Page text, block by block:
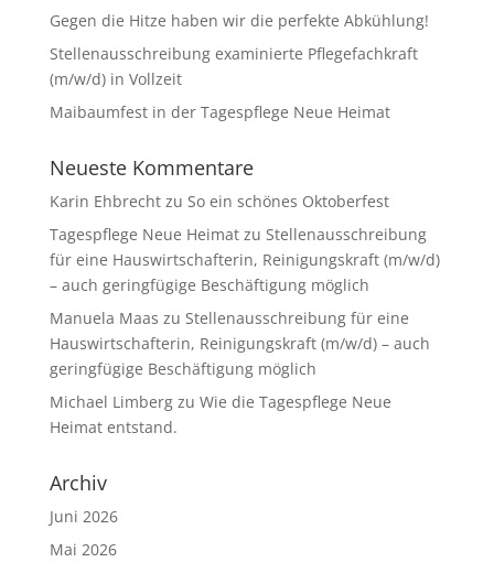
Gegen die Hitze haben wir die perfekte Abkühlung!
Stellenausschreibung examinierte Pflegefachkraft
(m/w/d) in Vollzeit
Maibaumfest in der Tagespflege Neue Heimat
Neueste Kommentare
Karin Ehbrechtzu So ein schönes Oktoberfest
Tagespflege Neue Heimatzu Stellenausschreibung
für eine Hauswirtschafterin, Reinigungskraft (m/w/d)
– auch geringfügige Beschäftigung möglich
Manuela Maas zu Stellenausschreibung für eine
Hauswirtschafterin, Reinigungskraft (m/w/d) – auch
geringfügige Beschäftigung möglich
Michael Limbergzu Wie die Tagespflege Neue
Heimat entstand.
Archiv
Juni 2026
Mai 2026